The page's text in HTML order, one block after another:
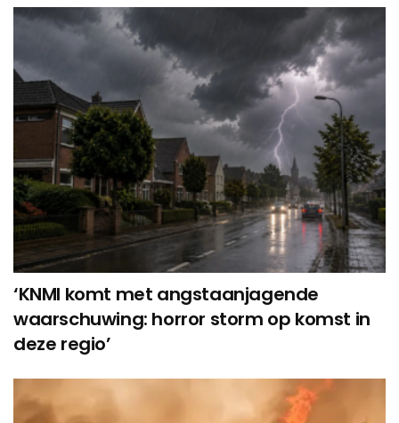
‘KNMI komt met angstaanjagende
waarschuwing: horror storm op komst in
deze regio’